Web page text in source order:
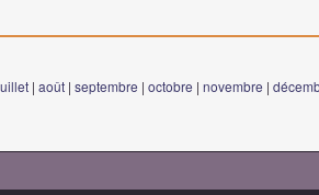
| août | septembre | octobre | novembre |